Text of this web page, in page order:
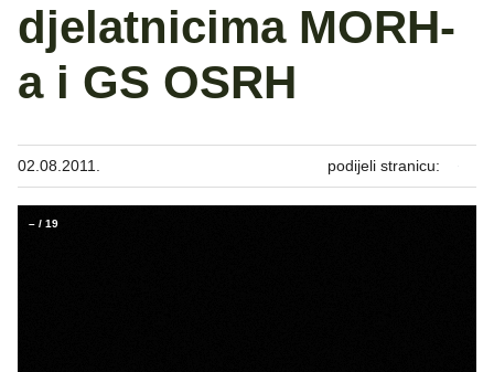
djelatnicima MORH-
a i GS OSRH
02.08.2011. podijeli stranicu:
– / 19